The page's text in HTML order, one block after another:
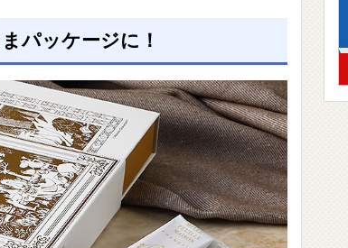
パッケージに！